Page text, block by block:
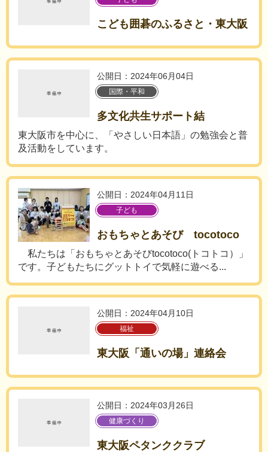
こども囲碁のふるさと・東大阪
公開日：2024年06月04日
国際・平和
多文化共生サポート結
東大阪市を中心に、「やさしい日本語」の勉強会と普
及活動をしています。
公開日：2024年04月11日
子ども
おもちゃとあそび tocotoco
私たちは「おもちゃとあそびtocotoco(トコトコ）」
です。子どもたちにグットトイで気軽に遊べる...
公開日：2024年04月10日
福祉
東大阪「通いの場」連絡会
公開日：2024年03月26日
健康づくり
東大阪ペタンククラブ